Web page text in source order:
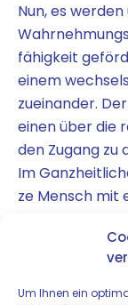
Um Ihnen ein
Nun, es
fä­hig­keit
einem
zuein­an­der.
einen über die
den Zugang zu
Im
ze Mensch mit
Ziel ist die
rung gei­sti­ger,
Funktionen.